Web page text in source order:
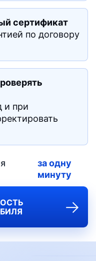
сертификат
по договору
и при
за одну
минуту
→